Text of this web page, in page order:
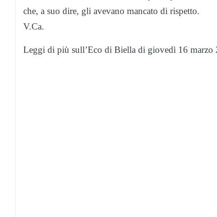
che, a suo dire, gli avevano mancato di rispetto.
V.Ca.
Leggi di più sull’Eco di Biella di giovedì 16 marzo